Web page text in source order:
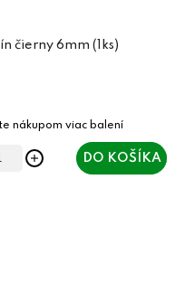
čierny 6mm (1ks)
DO KOŠÍKA